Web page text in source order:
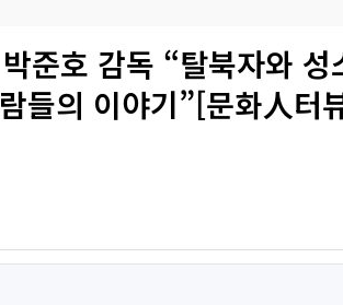
준호 감독 “탈북자와
들의 이야기”[문화人터